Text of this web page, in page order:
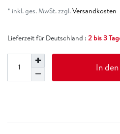
* inkl. ges. MwSt. zzgl.Versandkosten
Lieferzeit für Deutschland : 2 bis 3
In